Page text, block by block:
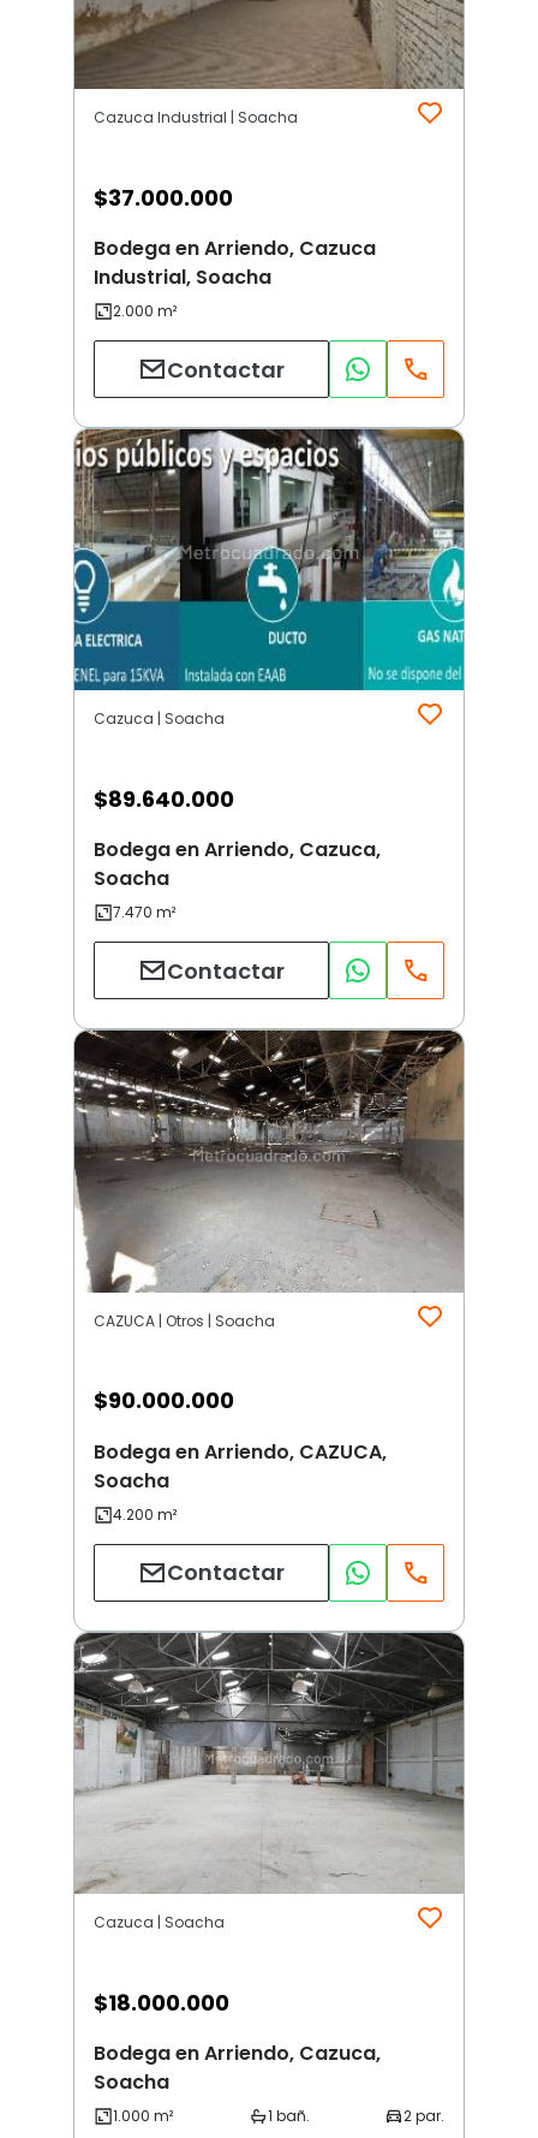
Cazuca Industrial | Soacha
$37.000.000
Bodega en Arriendo, Cazuca
Industrial, Soacha
Contactar
Cazuca | Soacha
$89.640.000
Bodega en Arriendo, Cazuca,
Soacha
Contactar
CAZUCA | Otros | Soacha
$90.000.000
Bodega en Arriendo, CAZUCA,
Soacha
Contactar
Cazuca | Soacha
$18.000.000
Bodega en Arriendo, Cazuca,
Soacha